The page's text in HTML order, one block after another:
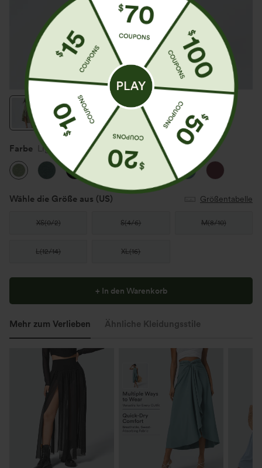
Farbe Light Green Floral Yarn
Wähle die Größe aus (US) Größentabelle
XS(0/2) S(4/6) M(8/10)
L(12/14) XL(16)
+ In den Warenkorb
Mehr zum Verlieben Ähnliche Kleidungsstile